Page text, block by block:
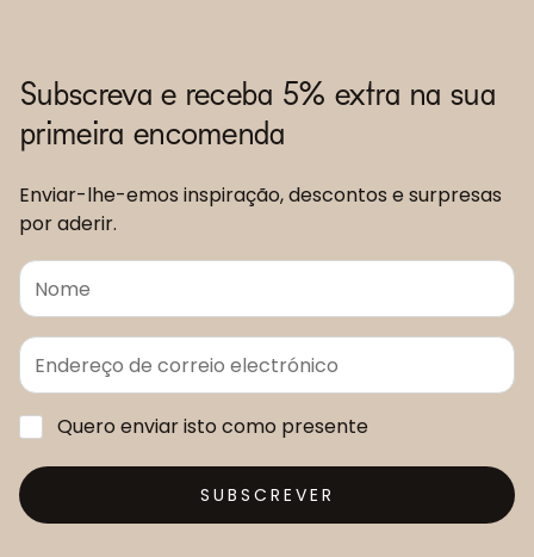
Subscreva e receba 5% extra na sua
primeira encomenda
Enviar-lhe-emos inspiração, descontos e surpresas
por aderir.
Quero enviar isto como presente
SUBSCREVER